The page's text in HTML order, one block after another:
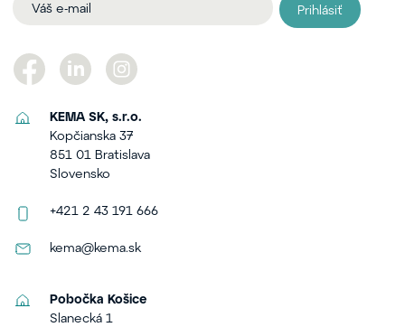
Prihlásiť
KEMA SK, s.r.o.
Kopčianska 37
851 01 Bratislava
Slovensko
+421 2 43 191 666
kema@kema.sk
Pobočka Košice
Slanecká 1